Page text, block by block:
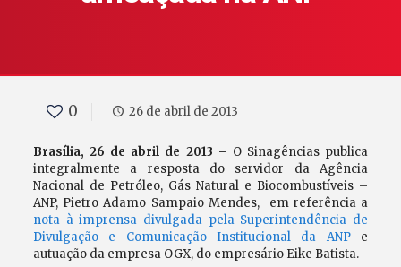
0 26 de abril de 2013
Brasília, 26 de abril de 2013 – O Sinagências publica
integralmente a resposta do servidor da Agência
Nacional de Petróleo, Gás Natural e Biocombustíveis –
ANP, Pietro Adamo Sampaio Mendes, em referência a
nota à imprensa divulgada pela Superintendência de
Divulgação e Comunicação Institucional da ANPe
autuação da empresa OGX, do empresário Eike Batista.